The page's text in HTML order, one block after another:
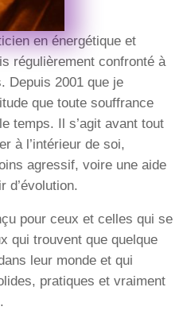
en énergétique et
régulièrement confronté à
Depuis 2001 que je
que toute souffrance
temps. Il s’agit avant tout
à l’intérieur de soi,
agressif, voire une aide
d’évolution.
pour ceux et celles qui se
qui trouvent que quelque
leur monde et qui
pratiques et vraiment